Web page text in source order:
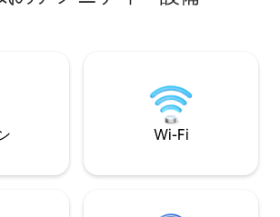
ンネット1つ。 大きなドレッシングルーム
プライベートテラ
とサンラウンジャー）。 この
17歳までの子供に
Wi-Fi